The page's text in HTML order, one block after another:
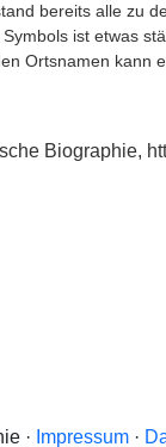
bereits alle zu
ist etwas
Ortsnamen kann
Biographie,
· Impressum ·